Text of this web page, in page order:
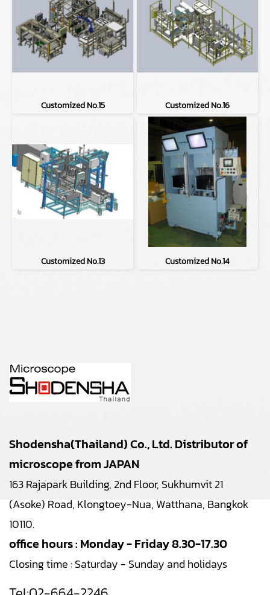
Customized No.15 Customized No.16
Customized No.13 Customized No.14
Shodensha(Thailand) Co., Ltd. Distributor of
microscope from JAPAN
163 Rajapark Building, 2nd Floor, Sukhumvit 21
(Asoke) Road, Klongtoey-Nua, Watthana, Bangkok
10110.
office hours : Monday - Friday 8.30-17.30
Closing time : Saturday - Sunday and holidays